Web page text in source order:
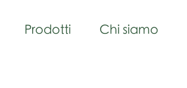
Prodotti Chi siamo